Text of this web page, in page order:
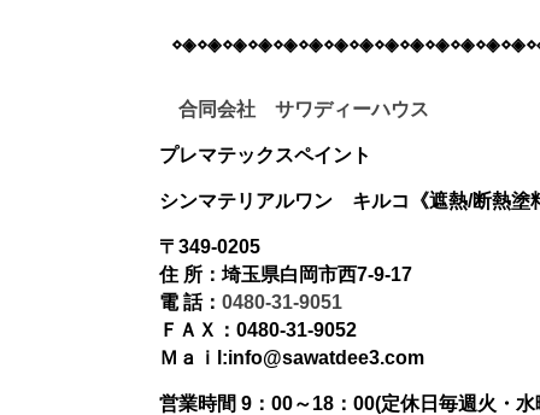
合同会社 サワディーハウス
プレマテックスペイント
シンマテリアルワン キルコ《遮熱/断熱塗
〒349-0205
住 所：埼玉県白岡市西7-9-17
電 話： 0480-31-9051
ＦＡＸ：0480-31-9052
Ｍａｉl:info@sawatdee3.com
営業時間 9：00～18：00(定休日毎週火・水